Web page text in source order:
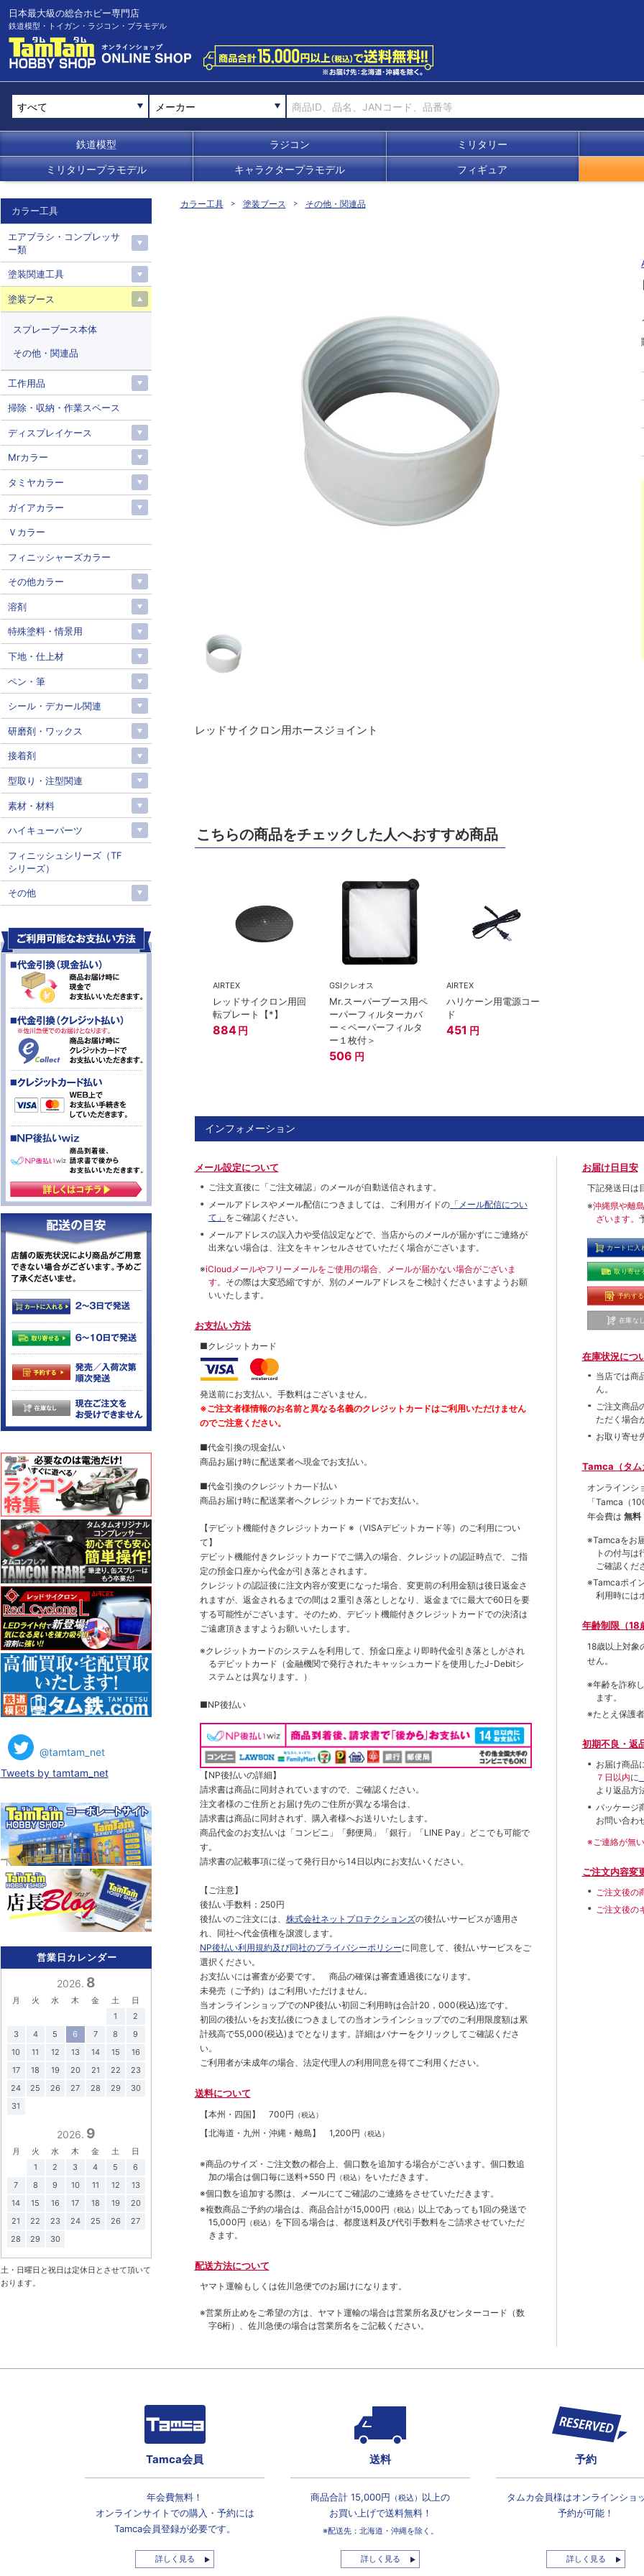
日本最大級の総合ホビー専門店
鉄道模型・トイガン・ラジコン・プラモデル
メーカー
鉄道模型 ラジコン ミリタリー
ミリタリープラモデル キャラクタープラモデル フィギュア
カラー工具 塗装ブース その他・関連品
レッドサイクロン用ホースジョイント
こちらの商品をチェックした人へおすすめ商品
AIRTEX
レッドサイクロン用回
転プレート【*】
884 円
GSIクレオス
Mr.スーパーブース用ペ
ーパーフィルターカバ
ー＜ペーパーフィルタ
ー１枚付＞
506 円
AIRTEX
ハリケーン用電源コー
ド
451 円
インフォメーション
メール設定について
ご注文直後に「ご注文確認」のメールが自動送信されます。
メールアドレスやメール配信につきましては、ご利用ガイドの「メール配信につい
て」 をご確認ください。
メールアドレスの誤入力や受信設定などで、当店からのメールが届かずにご連絡が
出来ない場合は、注文をキャンセルさせていただく場合がございます。
※iCloudメールやフリーメールをご使用の場合、メールが届かない場合がございま
す。 その際は大変恐縮ですが、別のメールアドレスをご検討くださいますようお願
いいたします。
お支払い方法
■クレジットカード
発送前にお支払い。手数料はございません。
※ご注文者様情報のお名前と異なる名義のクレジットカードはご利用いただけません
のでご注意ください。
■代金引換の現金払い
商品お届け時に配送業者へ現金でお支払い。
■代金引換のクレジットカ―ド払い
商品お届け時に配送業者へクレジットカードでお支払い。
【デビット機能付きクレジットカード ※（VISAデビットカード等） のご利用につい
て】
デビット機能付きクレジットカードでご購入の場合、クレジットの認証時点で、ご指
定の預金口座から代金が引き落とされます。
クレジットの認証後に注文内容が変更になった場合、変更前の利用金額は後日返金さ
れますが、返金されるまでの間は２重引き落としとなり、返金までに最大で60日を要
する可能性がございます。そのため、デビット機能付きクレジットカードでの決済は
ご遠慮頂きますようお願いいたします。
※クレジットカードのシステムを利用して、預金口座より即時代金引き落としがされ
るデビットカード（金融機関で発行されたキャッシュカードを使用したJ-Debitシ
ステムとは異なります。）
■NP後払い
【NP後払いの詳細】
請求書は商品に同封されていますので、ご確認ください。
注文者様のご住所とお届け先のご住所が異なる場合は、
請求書は商品に同封されず、購入者様へお送りいたします。
商品代金のお支払いは「コンビニ」「郵便局」「銀行」「LINE Pay」どこでも可能で
す。
請求書の記載事項に従って発行日から14日以内にお支払いください。
【ご注意】
後払い手数料：250円
後払いのご注文には、 株式会社ネットプロテクションズの後払いサービスが適用さ
れ、同社へ代金債権を譲渡します。
NP後払い利用規約及び同社のプライバシーポリシーに同意して、後払いサービスをご
選択ください。
お支払いには審査が必要です。 商品の確保は審査通過後になります。
未発売（ご予約）はご利用いただけません。
当オンラインショップでのNP後払い初回ご利用時は合計20，000(税込)迄です。
初回の後払いをお支払後につきましての当オンラインショップでのご利用限度額は累
計残高で55,000(税込)までとなります。詳細はバナーをクリックしてご確認くださ
い。
ご利用者が未成年の場合、法定代理人の利用同意を得てご利用ください。
送料について
【本州・四国】 700円 （税込）
【北海道・九州・沖縄・離島】 1,200円 （税込）
※商品のサイズ・ご注文数の都合上、個口数を追加する場合がございます。個口数追
加の場合は個口毎に送料+550 円 （税込） をいただきます。
※個口数を追加する際は、メールにてご確認のご連絡をさせていただきます。
※複数商品ご予約の場合は、商品合計が15,000円 （税込） 以上であっても1回の発送で
15,000円 （税込） を下回る場合は、都度送料及び代引手数料をご請求させていただ
きます。
配送方法について
ヤマト運輸もしくは佐川急便でのお届けになります。
※営業所止めをご希望の方は、ヤマト運輸の場合は営業所名及びセンターコード（数
字6桁）、佐川急便の場合は営業所名をご記載ください。
お届け日目安
下記発送日は
※沖縄県や離
ざいます。
カートに入
取り寄せ
予約する
在庫な
在庫状況につ
当店では商
ん。
ご注文商品
ただく場合
お取り寄せ
Tamca（タム
オンラインシ
「Tamca （
年会費は 無料
※Tamcaをお
トの付与は
ご確認くだ
※Tamcaポイ
利用時には
年齢制限（18
18歳以上対象
せん。
※年齢を詐称
ます。
※たとえ保護
初期不良・返
お届け商品
７日以内に
より返品方
パッケージ
お問い合わ
※ご連絡が無
ご注文内容変
ご注文後の
ご注文後の
カラー工具
エアブラシ・コンプレッサ
ー類
塗装関連工具
塗装ブース
スプレーブース本体
その他・関連品
工作用品
掃除・収納・作業スペース
ディスプレイケース
Mrカラー
タミヤカラー
ガイアカラー
Ｖカラー
フィニッシャーズカラー
その他カラー
溶剤
特殊塗料・情景用
下地・仕上材
ペン・筆
シール・デカール関連
研磨剤・ワックス
接着剤
型取り・注型関連
素材・材料
ハイキューパーツ
フィニッシュシリーズ（TF
シリーズ）
その他
@tamtam_net
Tweets by tamtam_net
営業日カレンダー
2026. 8
月 火 水 木 金 土
日
1
2
3
4 5 6 7 8
9
10
11 12 13 14 15
16
17
18 19 20 21 22
23
24
25 26 27 28 29
30
31
2026. 9
月 火 水 木 金 土
日
1
2 3 4 5
6
7
8 9 10 11 12
13
14
15 16 17 18 19
20
21
22 23 24 25 26
27
28
29 30
土・日曜日と祝日は定休日とさせて頂いて
おります。
Tamca会員
年会費無料！
オンラインサイトでの購入・予約には
Tamca会員登録が必要です。
詳しく見る
送料
商品合計 15,000円 （税込） 以上の
お買い上げで送料無料！
※配送先：北海道・沖縄を除く。
詳しく見る
予約
タムカ会員様はオンラインショ
予約が可能！
詳しく見る